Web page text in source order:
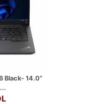
Black- 14.0”